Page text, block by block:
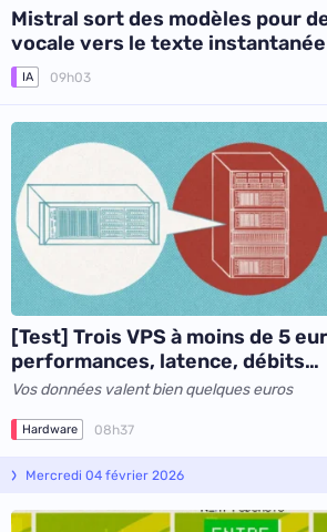
Mistral sort des modèles pour
vocale vers le texte instantanée
IA 09h03
[Test] Trois VPS à moins de 5
performances, latence, débits…
Vos données valent bien quelques euros
Hardware 08h37
Mercredi 04 février 2026